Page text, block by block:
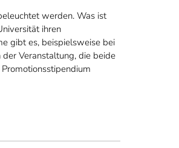
werden. Was ist
ihren
gibt es, beispielsweise bei
Veranstaltung, die beide